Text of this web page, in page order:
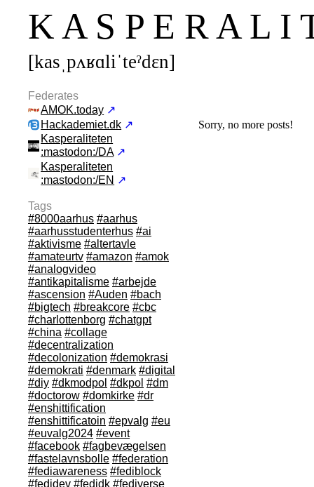
K A S P E R A L I
[kasˌpʌʁɑliˈteˀdεn]
Federates
AMOK.today ↗
Hackademiet.dk ↗
Kasperaliteten
:mastodon:/DA ↗
Kasperaliteten
:mastodon:/EN ↗
Tags
#8000aarhus #aarhus
#aarhusstudenterhus #ai
#aktivisme #altertavle
#amateurtv #amazon #amok
#analogvideo
#antikapitalisme #arbejde
#ascension #Auden #bach
#bigtech #breakcore #cbc
#charlottenborg #chatgpt
#china #collage
#decentralization
#decolonization #demokrasi
#demokrati #denmark #digital
#diy #dkmodpol #dkpol #dm
#doctorow #domkirke #dr
#enshittification
#enshittificatoin #epvalg #eu
#euvalg2024 #event
#facebook #fagbevægelsen
#fastelavnsbolle #federation
#fediawareness #fediblock
#fedidev #fedidk #fediverse
Sorry, no more posts!